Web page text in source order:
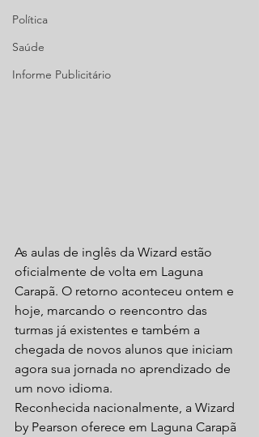
Política
Saúde
Informe Publicitário
As aulas de inglês da Wizard estão
oficialmente de volta em Laguna
Carapã. O retorno aconteceu ontem e
hoje, marcando o reencontro das
turmas já existentes e também a
chegada de novos alunos que iniciam
agora sua jornada no aprendizado de
um novo idioma.
Reconhecida nacionalmente, a Wizard
by Pearson oferece em Laguna Carapã